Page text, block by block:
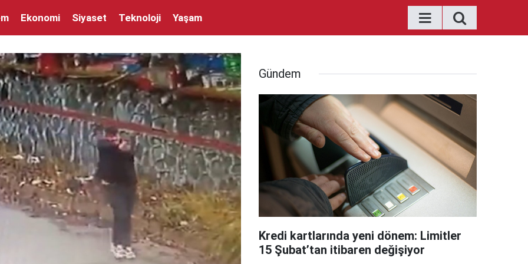
Ekonomi Siyaset Teknoloji Yaşam
Gündem
Kredi kartlarında yeni dönem: Limitler
15 Şubat’tan itibaren değişiyor